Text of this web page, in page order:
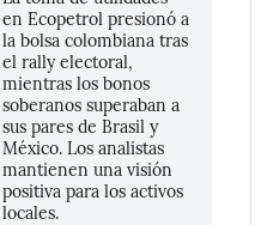
en Ecopetrol presionó a
la bolsa colombiana tras
el rally electoral,
mientras los bonos
soberanos superaban a
sus pares de Brasil y
México. Los analistas
mantienen una visión
positiva para los activos
locales.